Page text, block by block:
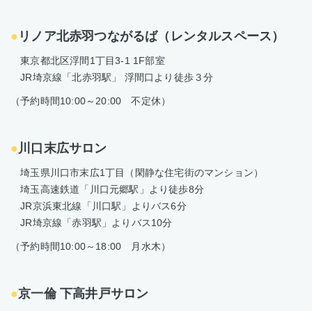
● リノア北赤羽つながるば（レンタルスペース）
東京都北区浮間1丁目3-1 1F部室
JR埼京線「北赤羽駅」 浮間口より徒歩３分
（予約時間10:00～20:00 不定休）
● 川口末広サロン
埼玉県川口市末広1丁目（閑静な住宅街のマンション）
埼玉高速鉄道「川口元郷駅」より徒歩8分
JR京浜東北線「川口駅」よりバス6分
JR埼京線「赤羽駅」よりバス10分
（予約時間10:00～18:00 月水木）
●京一倫 下高井戸サロン